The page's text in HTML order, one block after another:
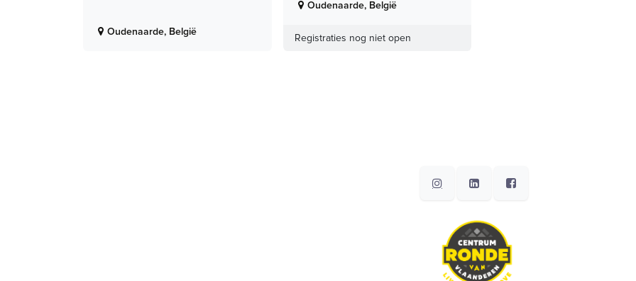
Oudenaarde, België
Oudenaarde, België
Registraties nog niet open